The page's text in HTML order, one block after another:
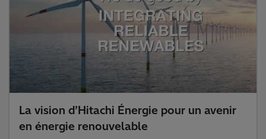
La vision d’Hitachi Énergie pour un avenir
en énergie renouvelable